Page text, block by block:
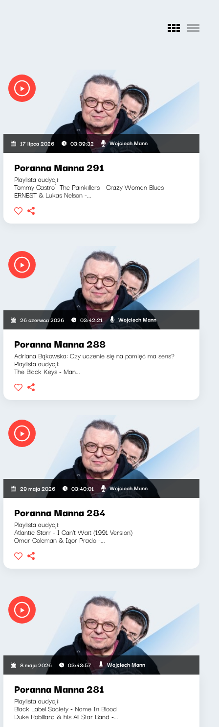
17 lipca 2026 03:39:32 Wojciech Mann
Poranna Manna 291
Playlista audycji:
Tommy Castro`The Painkillers - Crazy Woman Blues
ERNEST & Lukas Nelson -...
26 czerwca 2026 03:42:21 Wojciech Mann
Poranna Manna 288
Adriana Bąkowska: Czy uczenie się na pamięć ma sens?
Playlista audycji:
The Black Keys - Man...
29 maja 2026 03:40:01 Wojciech Mann
Poranna Manna 284
Playlista audycji:
Atlantic Starr - I Can't Wait (1991 Version)
Omar Coleman & Igor Prado -...
8 maja 2026 03:43:57 Wojciech Mann
Poranna Manna 281
Playlista audycji:
Black Label Society - Name In Blood
Duke Robillard & his All Star Band -...